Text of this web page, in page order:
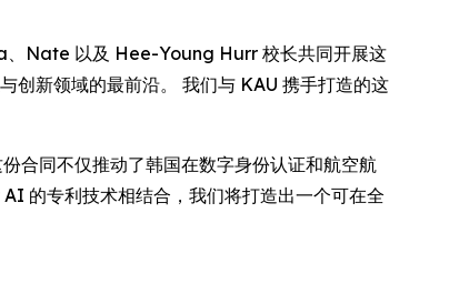
、Nate 以及 Hee-Young Hurr 校长共同开展这
创新领域的最前沿。 我们与 KAU 携手打造的这
同不仅推动了韩国在数字身份认证和航空航
的专利技术相结合，我们将打造出一个可在全